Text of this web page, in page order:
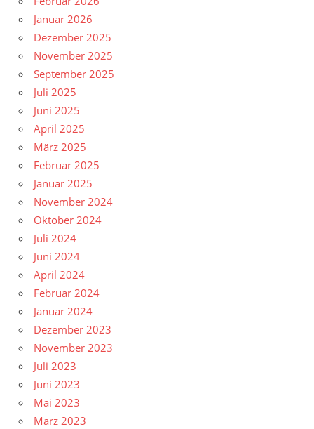
Januar 2026
Dezember 2025
November 2025
September 2025
Juli 2025
Juni 2025
April 2025
März 2025
Februar 2025
Januar 2025
November 2024
Oktober 2024
Juli 2024
Juni 2024
April 2024
Februar 2024
Januar 2024
Dezember 2023
November 2023
Juli 2023
Juni 2023
Mai 2023
März 2023